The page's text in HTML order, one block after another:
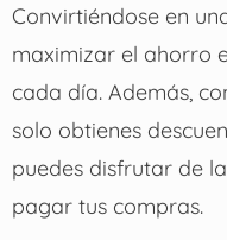
Convirtiéndose en
maximizar el ahorro
cada día. Además,
solo obtienes
puedes disfrutar de
pagar tus compras.